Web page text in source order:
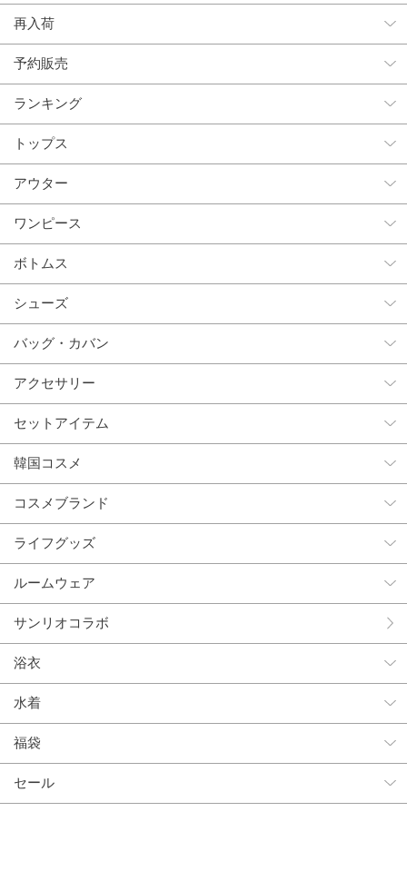
再入荷
予約販売
ランキング
トップス
アウター
ワンピース
ボトムス
シューズ
バッグ・カバン
アクセサリー
セットアイテム
韓国コスメ
コスメブランド
ライフグッズ
ルームウェア
サンリオコラボ
浴衣
水着
福袋
セール